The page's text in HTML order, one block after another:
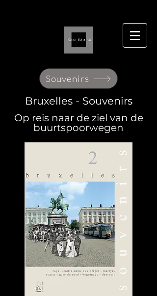
Souvenirs
Bruxelles - Souvenirs
Op reis naar de ziel van de
buurtspoorwegen